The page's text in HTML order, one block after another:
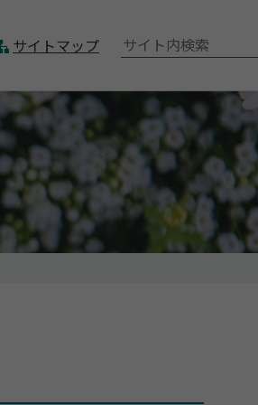
サイトマップ
サ
イ
ト
検
索: